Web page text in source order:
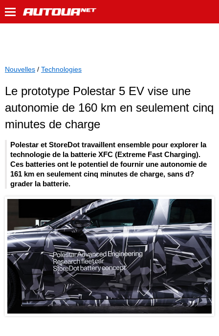
Nouvelles / Technologies
Le prototype Polestar 5 EV vise une
autonomie de 160 km en seulement cinq
minutes de charge
Polestar et StoreDot travaillent ensemble pour explorer la
technologie de la batterie XFC (Extreme Fast Charging).
Ces batteries ont le potentiel de fournir une autonomie de
161 km en seulement cinq minutes de charge, sans d?
grader la batterie.